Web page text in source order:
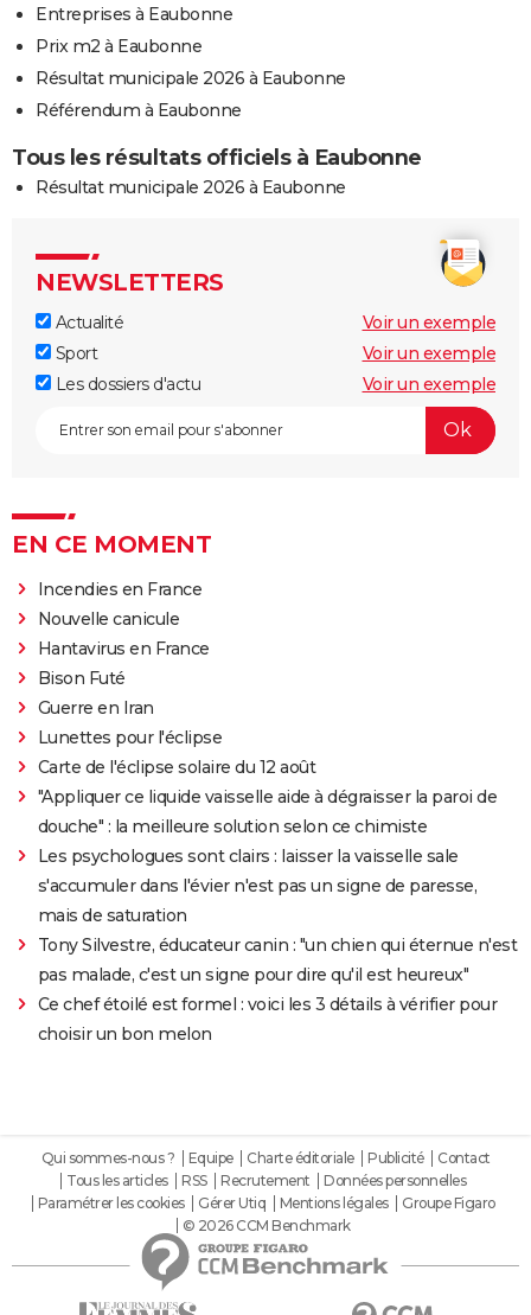
Entreprises à Eaubonne
Prix m2 à Eaubonne
Résultat municipale 2026 à Eaubonne
Référendum à Eaubonne
Tous les résultats officiels à Eaubonne
Résultat municipale 2026 à Eaubonne
NEWSLETTERS
Actualité
Voir un exemple
Sport
Voir un exemple
Les dossiers d'actu
Voir un exemple
EN CE MOMENT
Incendies en France
Nouvelle canicule
Hantavirus en France
Bison Futé
Guerre en Iran
Lunettes pour l'éclipse
Carte de l'éclipse solaire du 12 août
"Appliquer ce liquide vaisselle aide à dégraisser la paroi de
douche" : la meilleure solution selon ce chimiste
Les psychologues sont clairs : laisser la vaisselle sale
s'accumuler dans l'évier n'est pas un signe de paresse,
mais de saturation
Tony Silvestre, éducateur canin : "un chien qui éternue n'est
pas malade, c'est un signe pour dire qu'il est heureux"
Ce chef étoilé est formel : voici les 3 détails à vérifier pour
choisir un bon melon
Qui sommes-nous ? Equipe Charte éditoriale Publicité
Contact
Tous les articles
RSS Recrutement
Données personnelles
Paramétrer les cookies
Gérer Utiq Mentions légales
Groupe Figaro
© 2026 CCM Benchmark